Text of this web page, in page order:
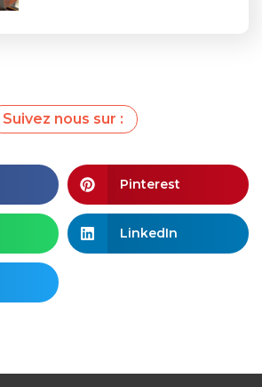
Suivez nous sur :
Pinterest
LinkedIn